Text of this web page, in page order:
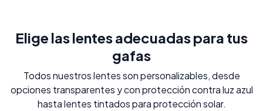
Elige las lentes adecuadas para tus
gafas
Todos nuestros lentes son personalizables, desde
opciones transparentes y con protección contra luz azul
hasta lentes tintados para protección solar.